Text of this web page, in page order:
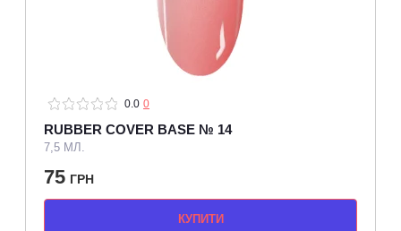
0.0 0
RUBBER COVER BASE № 14
7,5 МЛ.
75 ГРН
КУПИТИ